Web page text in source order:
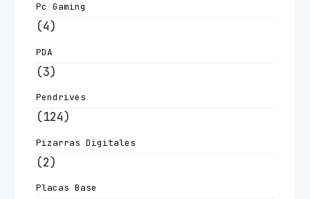
Pc Gaming
(4)
PDA
(3)
Pendrives
(124)
Pizarras Digitales
(2)
Placas Base